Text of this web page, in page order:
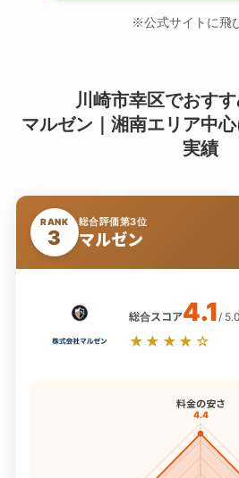
※公式サイトに飛
川崎市幸区でおす
マルゼン｜湘南エリア中
実績
RANK
3
総合評価第3位
マルゼン
総合スコア4.1/ 5.0
★★★★☆
料金の安さ
4.4